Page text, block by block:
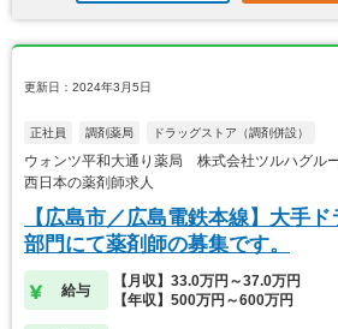
更新日：2024年3月5日
正社員 調剤薬局 ドラッグストア（調剤併設）
ウォンツ平和大通り薬局 株式会社ツルハグル
西日本の薬剤師求人
【広島市／広島電鉄本線】大手
部門にて薬剤師の募集です。
給与
【月収】33.0万円～37.0万円
【年収】500万円～600万円